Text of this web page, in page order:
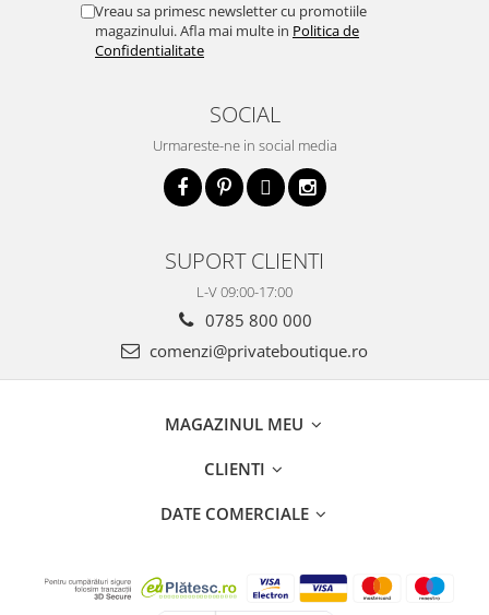
Vreau sa primesc newsletter cu promotiile
magazinului. Afla mai multe in Politica de
Confidentialitate
SOCIAL
Urmareste-ne in social media
SUPORT CLIENTI
L-V 09:00-17:00
0785 800 000
comenzi@privateboutique.ro
MAGAZINUL MEU
CLIENTI
DATE COMERCIALE